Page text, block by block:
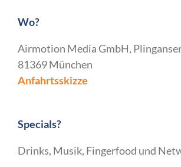
Wo?
Airmotion Media GmbH,
81369 München
Anfahrtsskizze
Specials?
Drinks, Musik, Fingerfood und